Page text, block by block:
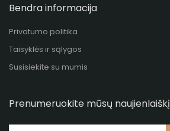
Bendra informacija
Privatumo politika
Taisyklės ir sąlygos
Susisiekite su mumis
Prenumeruokite mūsų naujienlaiškį